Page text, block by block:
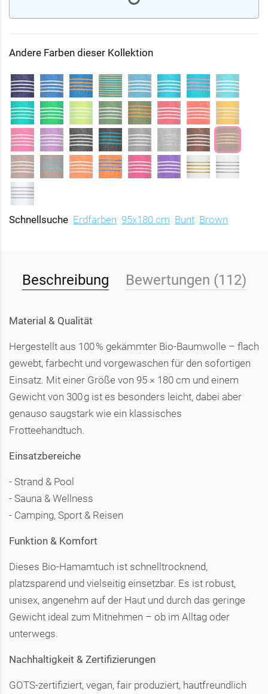
Andere Farben dieser Kollektion
Schnellsuche Erdfarben 95x180 cm Bunt Brown
Beschreibung Bewertungen (112)
Material & Qualität
Hergestellt aus 100 % gekämmter Bio-Baumwolle – flach
gewebt, farbecht und vorgewaschen für den sofortigen
Einsatz. Mit einer Größe von 95 × 180 cm und einem
Gewicht von 300 g ist es besonders leicht, dabei aber
genauso saugstark wie ein klassisches
Frotteehandtuch.
Einsatzbereiche
- Strand & Pool
- Sauna & Wellness
- Camping, Sport & Reisen
Funktion & Komfort
Dieses Bio-Hamamtuch ist schnelltrocknend,
platzsparend und vielseitig einsetzbar. Es ist robust,
unisex, angenehm auf der Haut und durch das geringe
Gewicht ideal zum Mitnehmen – ob im Alltag oder
unterwegs.
Nachhaltigkeit & Zertifizierungen
GOTS-zertifiziert, vegan, fair produziert, hautfreundlich